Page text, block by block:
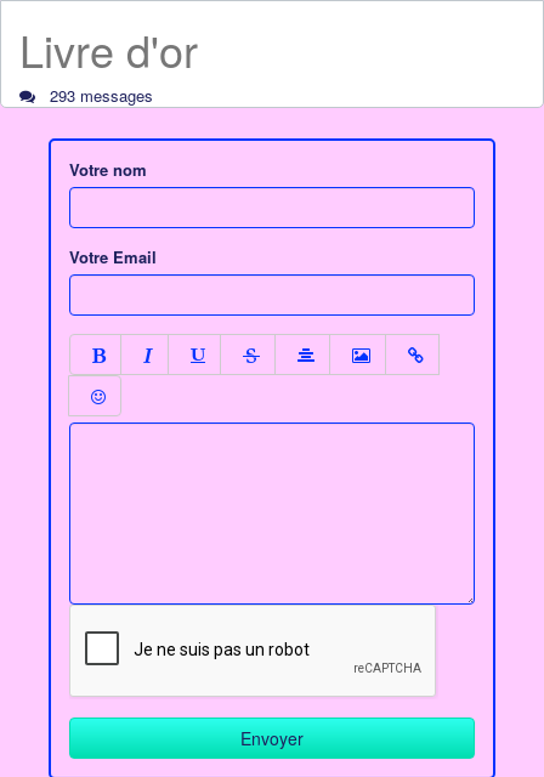
Livre d'or
293 messages
Votre nom
Votre Email